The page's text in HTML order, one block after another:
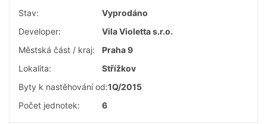
Stav:
Vyprodáno
Developer:
Vila Violetta s.r.o.
Městská část / kraj:
Praha 9
Lokalita:
Střížkov
Byty k nastěhování od:1Q/2015
Počet jednotek:
6